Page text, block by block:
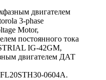
двигателем
3‑phase
Motor,
постоянного тока
IG-42GM,
двигателем ДАТ
0604A.